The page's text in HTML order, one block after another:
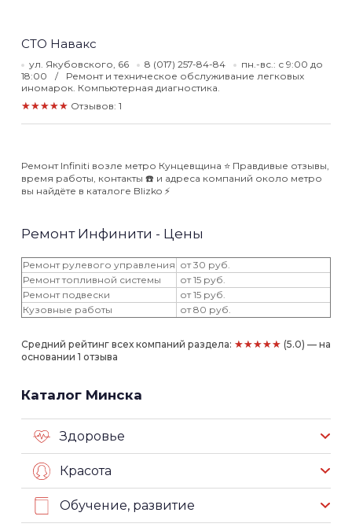
СТО Навакс
ул. Якубовского, 66 8 (017) 257-84-84
пн.-вс.: с 9:00 до
18:00
Ремонт и техническое обслуживание легковых
иномарок. Компьютерная диагностика.
★★★★★ Отзывов: 1
Ремонт Infiniti возле метро Кунцевщина ⭐️ Правдивые отзывы,
время работы, контакты ☎️ и адреса компаний около метро
вы найдёте в каталоге Blizko ⚡️
Ремонт Инфинити - Цены
Ремонт рулевого управления от 30 руб.
Ремонт топливной системы
от 15 руб.
Ремонт подвески
от 15 руб.
Кузовные работы
от 80 руб.
Средний рейтинг всех компаний раздела: ★★★★★ (5.0) — на
основании 1 отзыва
Каталог Минска
Здоровье
Красота
Обучение, развитие